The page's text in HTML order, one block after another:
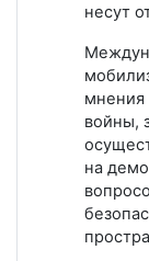
несут
мнения
войны,
на